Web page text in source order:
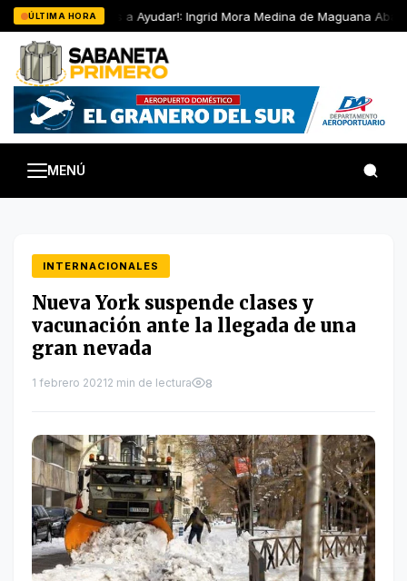
Saltar
al
contenido
ÚLTIMA HORA
Ayúdanos a Ayudar!: Ingrid Mora Medina de Maguana
MENÚ
INTERNACIONALES
Nueva York suspende clases y
vacunación ante la llegada de una
gran nevada
1 febrero 20212 min de lectura 8